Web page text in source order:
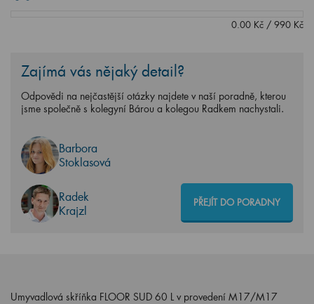
0.00 Kč / 990 Kč
Zajímá vás nějaký detail?
Odpovědi na nejčastější otázky najdete v naší poradně, kterou
jsme společně s kolegyní Bárou a kolegou Radkem nachystali.
Barbora
Stoklasová
Radek
Krajzl
PŘEJÍT DO PORADNY
Umyvadlová skříňka FLOOR SUD 60 L v provedení M17/M17